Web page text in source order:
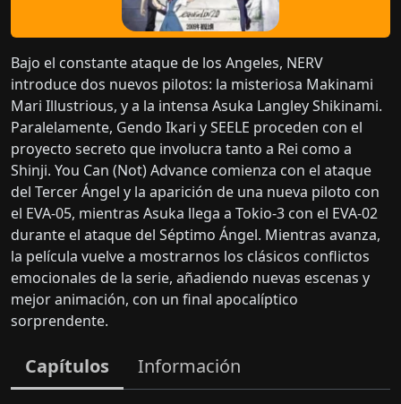
Ver Ahora
Bajo el constante ataque de los Angeles, NERV
introduce dos nuevos pilotos: la misteriosa Makinami
Mari Illustrious, y a la intensa Asuka Langley Shikinami.
Paralelamente, Gendo Ikari y SEELE proceden con el
proyecto secreto que involucra tanto a Rei como a
Shinji. You Can (Not) Advance comienza con el ataque
del Tercer Ángel y la aparición de una nueva piloto con
el EVA-05, mientras Asuka llega a Tokio-3 con el EVA-02
durante el ataque del Séptimo Ángel. Mientras avanza,
la película vuelve a mostrarnos los clásicos conflictos
emocionales de la serie, añadiendo nuevas escenas y
mejor animación, con un final apocalíptico
sorprendente.
Capítulos Información